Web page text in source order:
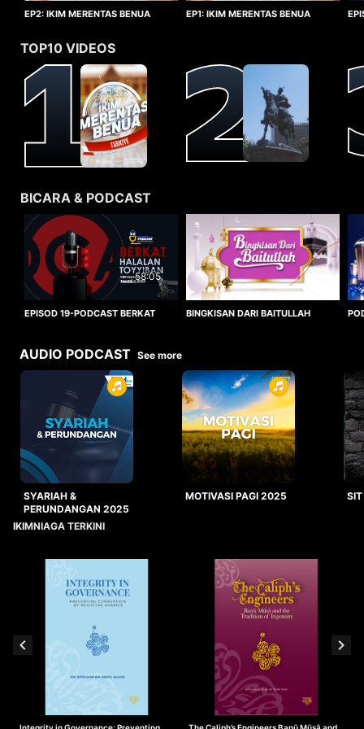
EP2: IKIM MERENTAS BENUA
EP1: IKIM MERENTAS BENUA
TOP10 VIDEOS
BICARA & PODCAST
58:05
EPISOD 19-PODCAST BERKAT
BINGKISAN DARI BAITULLAH
AUDIO PODCAST See more
SYARIAH &
PERUNDANGAN 2025
MOTIVASI PAGI 2025
IKIMNIAGA TERKINI